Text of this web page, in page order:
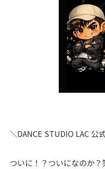
＼DANCE STUDIO LAC 公
ついに！？ついになのか？